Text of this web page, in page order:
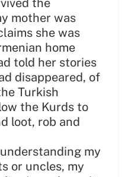
the
mother was
she was
home
told her stories
disappeared, of
Turkish
the Kurds to
loot, rob and
my
or uncles, my